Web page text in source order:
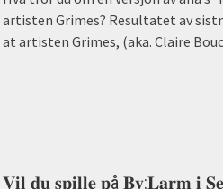
artisten Grimes? Resultatet av
at artisten Grimes, (aka. Claire
𝐕𝐢𝐥 𝐝𝐮 𝐬𝐩𝐢𝐥𝐥𝐞 𝐩å 𝐁𝐲:𝐋𝐚𝐫𝐦 𝐢